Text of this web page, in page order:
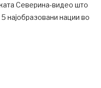
Северина-видео што
најобразовани нации во